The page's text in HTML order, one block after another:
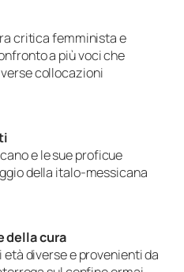
critica femminista e
a più voci che
collocazioni
e le sue proficue
della italo-messicana
della cura
diverse e provenienti da